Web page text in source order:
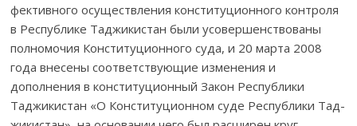
фек­тивного осуществления конституционного контроля
в Рес­публике Тад­жикистан были усо­вершенствованы
пол­номочия Конституционного суда, и 20 марта 2008
года вне­сены соответствующие изменения и
дополнения в конс­ти­туционный За­кон Республики
Таджикистан «О Консти­ту­ци­­онном суде Республики Тад­